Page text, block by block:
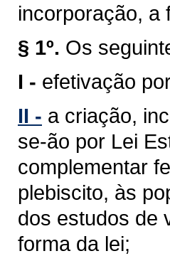
incorporação, a
§ 1º. Os
I - efetivação
II - a criação,
se-ão por Lei
complementar
plebiscito, às
dos estudos de
forma da lei;